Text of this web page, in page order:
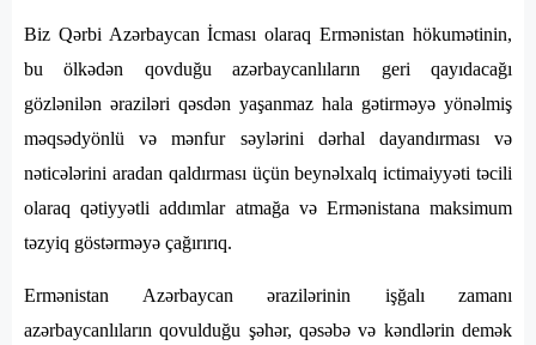
Biz Qərbi Azərbaycan İcması olaraq Ermənistan hökumətinin,
bu ölkədən qovduğu azərbaycanlıların geri qayıdacağı
gözlənilən əraziləri qəsdən yaşanmaz hala gətirməyə yönəlmiş
məqsədyönlü və mənfur səylərini dərhal dayandırması və
nəticələrini aradan qaldırması üçün beynəlxalq ictimaiyyəti təcili
olaraq qətiyyətli addımlar atmağa və Ermənistana maksimum
təzyiq göstərməyə çağırırıq.
Ermənistan Azərbaycan ərazilərinin işğalı zamanı
azərbaycanlıların qovulduğu şəhər, qəsəbə və kəndlərin demək